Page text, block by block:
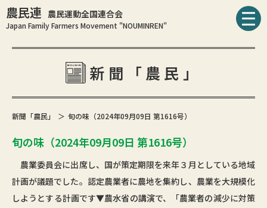
農民連 農民運動全国連合会
Japan Family Farmers Movement "NOUMINREN"
新聞「農民」
新聞「農民」 旬の味（2024年09月09日 第1616号）
旬の味（2024年09月09日 第1616号）
農業委員会に出席し、国が策定期限を来年３月としている地域
計画が議題でした。認定農業者に農地を集約し、農業を大規模化
しようとする計画です▼農水省の講演で、「農業者の減少に対策